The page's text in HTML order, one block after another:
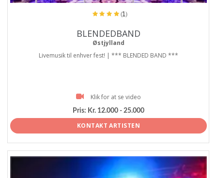
(1)
BLENDEDBAND
Østjylland
Livemusik til enhver fest! | *** BLENDED BAND ***
Klik for at se video
Pris: Kr. 12.000 - 25.000
KONTAKT ARTISTEN